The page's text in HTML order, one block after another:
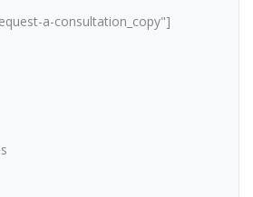
a-consultation_copy"]